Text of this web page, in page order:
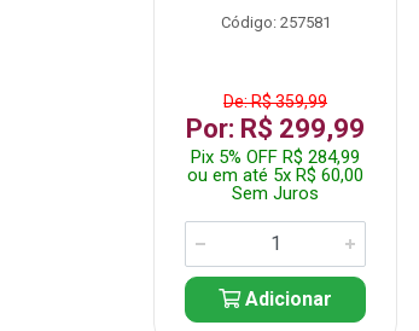
Código: 257581
De: R$ 359,99
Por: R$ 299,99
Pix 5% OFF R$ 284,99
ou em até 5x R$ 60,00
Sem Juros
Adicionar